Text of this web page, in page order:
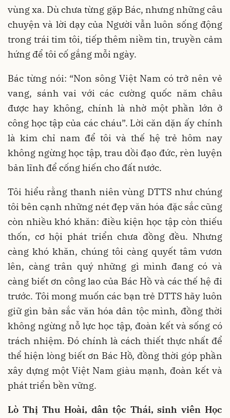
vùng xa. Dù chưa từng gặp Bác, nhưng những câu
chuyện và lời dạy của Người vẫn luôn sống động
trong trái tim tôi, tiếp thêm niềm tin, truyền cảm
hứng để tôi cố gắng mỗi ngày.
Bác từng nói: “Non sông Việt Nam có trở nên vẻ
vang, sánh vai với các cường quốc năm châu
được hay không, chính là nhờ một phần lớn ở
công học tập của các cháu”. Lời căn dặn ấy chính
là kim chỉ nam để tôi và thế hệ trẻ hôm nay
không ngừng học tập, trau dồi đạo đức, rèn luyện
bản lĩnh để cống hiến cho đất nước.
Tôi hiểu rằng thanh niên vùng DTTS như chúng
tôi bên cạnh những nét đẹp văn hóa đặc sắc cũng
còn nhiều khó khăn: điều kiện học tập còn thiếu
thốn, cơ hội phát triển chưa đồng đều. Nhưng
càng khó khăn, chúng tôi càng quyết tâm vươn
lên, càng trân quý những gì mình đang có và
càng biết ơn công lao của Bác Hồ và các thế hệ đi
trước. Tôi mong muốn các bạn trẻ DTTS hãy luôn
giữ gìn bản sắc văn hóa dân tộc mình, đồng thời
không ngừng nỗ lực học tập, đoàn kết và sống có
trách nhiệm. Đó chính là cách thiết thực nhất để
thể hiện lòng biết ơn Bác Hồ, đồng thời góp phần
xây dựng một Việt Nam giàu mạnh, đoàn kết và
phát triển bền vững.
Lò Thị Thu Hoài, dân tộc Thái, sinh viên Học